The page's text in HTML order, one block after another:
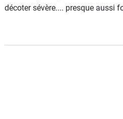
décoter sévère.... presque aussi